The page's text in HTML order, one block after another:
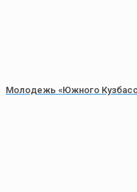
Молодежь «Южного